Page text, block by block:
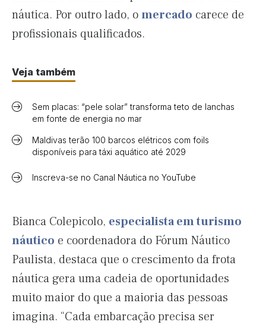
náutica. Por outro lado, omercado carece de
profissionais qualificados.
Veja também
Sem placas: “pele solar” transforma teto de lanchas
em fonte de energia no mar
Maldivas terão 100 barcos elétricos com foils
disponíveis para táxi aquático até 2029
Inscreva-se no Canal Náutica no YouTube
Bianca Colepicolo, especialista em turismo
náutico e coordenadora do Fórum Náutico
Paulista, destaca que o crescimento da frota
náutica gera uma cadeia de oportunidades
muito maior do que a maioria das pessoas
imagina. “Cada embarcação precisa ser